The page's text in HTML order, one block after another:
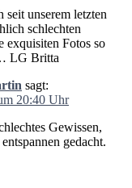
unserem letzten
schlechten
exquisiten Fotos so
LG Britta
sagt:
20:40 Uhr
Gewissen,
gedacht.